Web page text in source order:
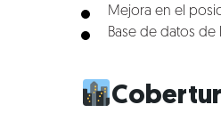
Mejora en el
Base de datos